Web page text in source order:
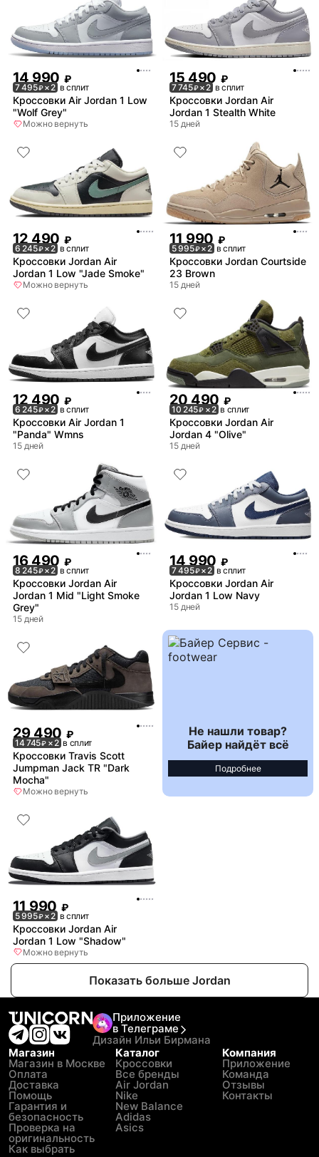
14 990 ₽
7 495₽× 2 в сплит
Кроссовки Air Jordan 1 Low
"Wolf Grey"
Можно вернуть
15 490 ₽
7 745₽× 2 в сплит
Кроссовки Jordan Air
Jordan 1 Stealth White
15 дней
12 490 ₽
6 245₽× 2 в сплит
Кроссовки Jordan Air
Jordan 1 Low "Jade Smoke"
Можно вернуть
11 990 ₽
5 995₽× 2 в сплит
Кроссовки Jordan Courtside
23 Brown
15 дней
12 490 ₽
6 245₽× 2 в сплит
Кроссовки Air Jordan 1
"Panda" Wmns
15 дней
20 490 ₽
10 245₽ × 2 в сплит
Кроссовки Jordan Air
Jordan 4 "Olive"
15 дней
16 490 ₽
8 245₽× 2 в сплит
Кроссовки Jordan Air
Jordan 1 Mid "Light Smoke
Grey"
15 дней
14 990 ₽
7 495₽× 2 в сплит
Кроссовки Jordan Air
Jordan 1 Low Navy
15 дней
29 490 ₽
14 745₽ × 2 в сплит
Кроссовки Travis Scott
Jumpman Jack TR "Dark
Mocha"
Можно вернуть
Не нашли товар?
Байер найдёт всё
Подробнее
11 990 ₽
5 995₽× 2 в сплит
Кроссовки Jordan Air
Jordan 1 Low "Shadow"
Можно вернуть
Показать больше Jordan
Приложение
в Телеграме
Дизайн Ильи Бирмана
Магазин
Магазин в Москве
Оплата
Доставка
Помощь
Гарантия и
безопасность
Проверка на
оригинальность
Как выбрать
Каталог
Кроссовки
Все бренды
Air Jordan
Nike
New Balance
Adidas
Asics
Компания
Приложение
Команда
Отзывы
Контакты